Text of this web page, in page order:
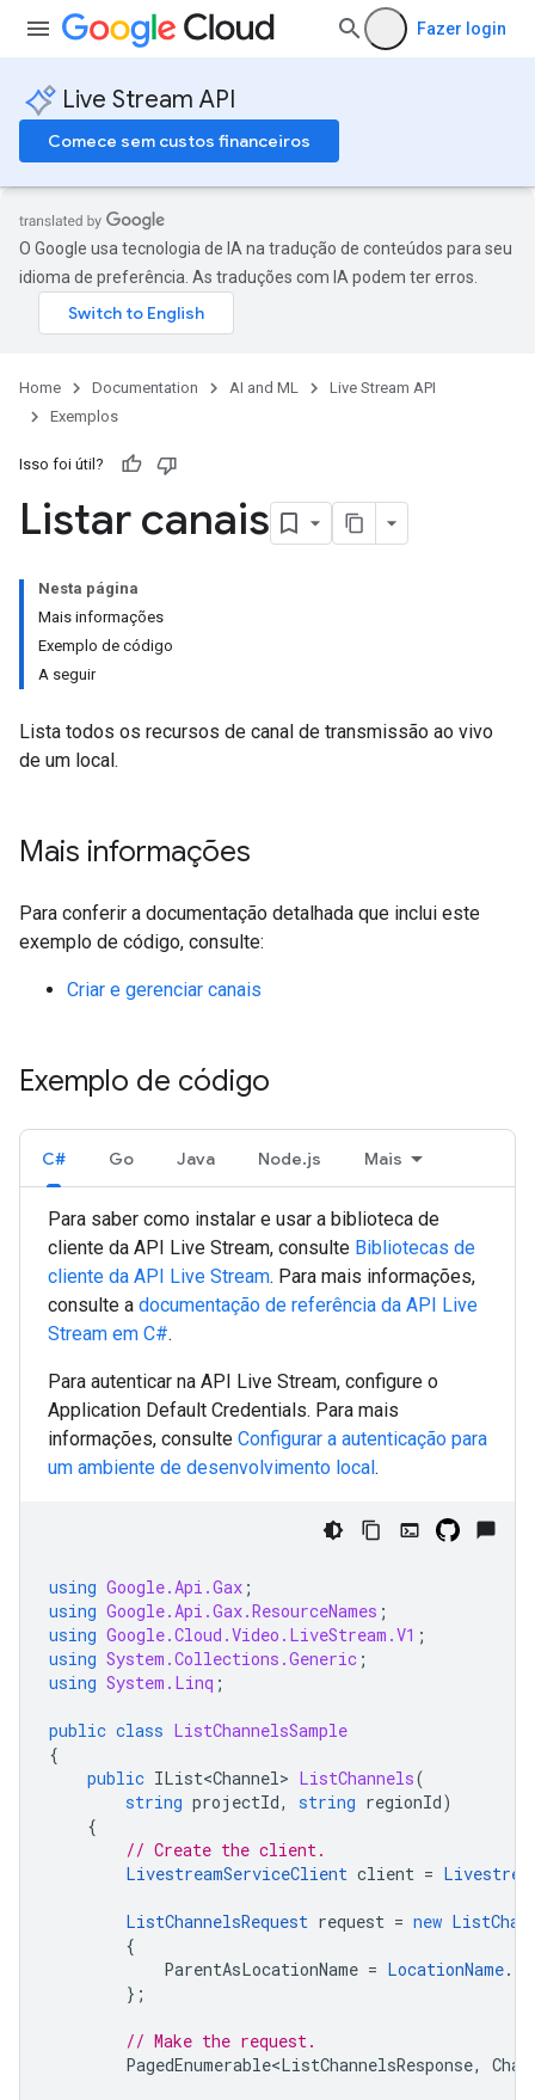
Fazer login
Live Stream API
Comece sem custos financeiros
O Google usa tecnologia de IA na tradução de conteúdos para seu
idioma de preferência. As traduções com IA podem ter erros.
Home Documentation AI and ML
Live Stream API
Exemplos
Isso foi útil?
Listar canais
Nesta página
Mais informações
Exemplo de código
A seguir
Lista todos os recursos de canal de transmissão ao vivo
de um local.
Mais informações
Para conferir a documentação detalhada que inclui este
exemplo de código, consulte:
Criar e gerenciar canais
Exemplo de código
C# Go Java Node.js Mais
Para saber como instalar e usar a biblioteca de
cliente da API Live Stream, consulte Bibliotecas de
cliente da API Live Stream. Para mais informações,
consulte a documentação de referência da API Live
Stream em C#.
Para autenticar na API Live Stream, configure o
Application Default Credentials. Para mais
informações, consulte Configurar a autenticação para
um ambiente de desenvolvimento local.
using Google.Api.Gax ;
using Google.Api.Gax.ResourceNames ;
using Google.Cloud.Video.LiveStream.V1 ;
using System.Collections.Generic ;
using System.Linq ;
public class ListChannelsSample
{
public IList<Channel> ListChannels(
string projectId, string regionId)
{
// Create the client.
LivestreamServiceClient client =
ListChannelsRequest request = new
{
ParentAsLocationName = LocationName.
};
// Make the request.
PagedEnumerable<ListChannelsResponse,